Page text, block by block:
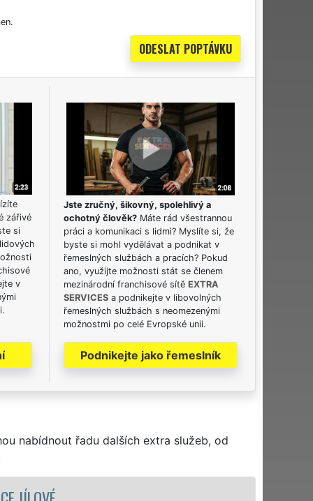
zářivé
si
v
Jste zručný, šikovný, spolehlivý a
ochotný člověk? Máte rád všestrannou
práci a komunikaci s lidmi? Myslíte si, že
byste si mohl vydělávat a podnikat v
řemeslných službách a pracích? Pokud
ano, využijte možnosti stát se členem
mezinárodní franchisové sítě EXTRA
SERVICES a podnikejte v libovolných
řemeslných službách s neomezenými
možnostmi po celé Evropské unii.
Podnikejte jako řemeslník
nabídnout řadu dalších extra služeb, od